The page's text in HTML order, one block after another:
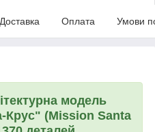
Доставка Оплата Умови
модель
Крус" (Mission Santa